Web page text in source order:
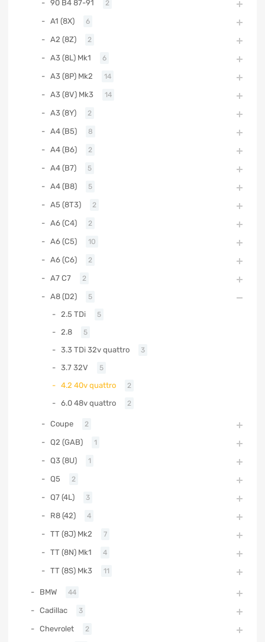
90 B4 87-91 2
A1 (8X) 6
A2 (8Z) 2
A3 (8L) Mk1 6
A3 (8P) Mk2 14
A3 (8V) Mk3 14
A3 (8Y) 2
A4 (B5) 8
A4 (B6) 2
A4 (B7) 5
A4 (B8) 5
A5 (8T3) 2
A6 (C4) 2
A6 (C5) 10
A6 (C6) 2
A7 C7 2
A8 (D2) 5
2.5 TDi 5
2.8 5
3.3 TDi 32v quattro 3
3.7 32V 5
4.2 40v quattro 2
6.0 48v quattro 2
Coupe 2
Q2 (GAB) 1
Q3 (8U) 1
Q5 2
Q7 (4L) 3
R8 (42) 4
TT (8J) Mk2 7
TT (8N) Mk1 4
TT (8S) Mk3 11
BMW 44
Cadillac 3
Chevrolet 2